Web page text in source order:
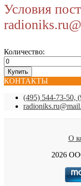
Условия
Количество:
КОНТАКТЫ
(495) 544-73-50,
О
2026